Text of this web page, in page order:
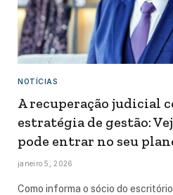
NOTÍCIAS
A recuperação judicial
estratégia de gestão:
pode entrar no seu
janeiro 5, 2026
Como informa o sócio do